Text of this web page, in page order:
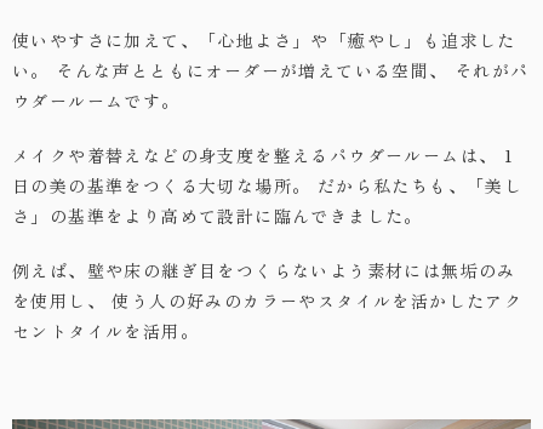
使いやすさに加えて、「心地よさ」や「癒やし」も追求した
い。
そんな声とともにオーダーが増えている空間、
それがパ
ウダールームです。
メイクや着替えなどの身支度を整えるパウダールームは、
1
日の美の基準をつくる大切な場所。
だから私たちも、「美し
さ」の基準をより高めて設計に臨んできました。
例えば、壁や床の継ぎ目をつくらないよう素材には無垢のみ
を使用し、
使う人の好みのカラーやスタイルを活かしたアク
セントタイルを活用。